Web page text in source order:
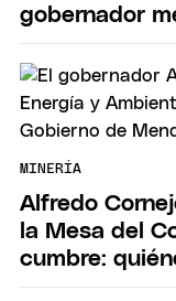
gobernador
MINERÍA
Alfredo
la Mesa del
cumbre: